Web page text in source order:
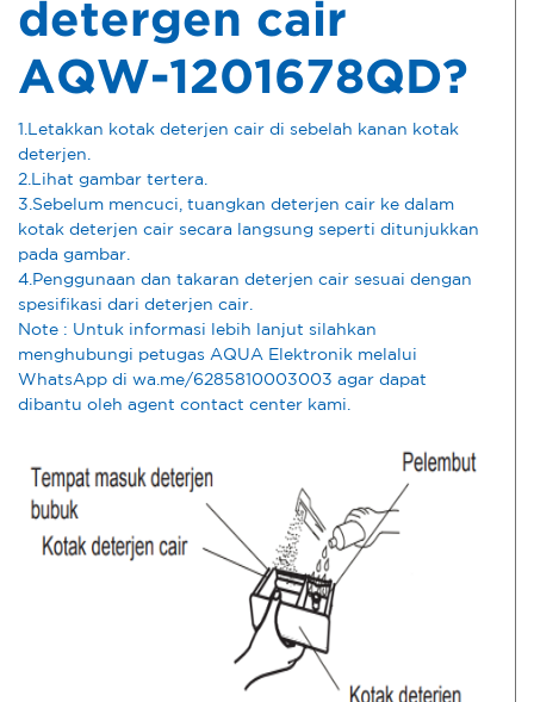
detergen cair
AQW-1201678QD?
1.Letakkan kotak deterjen cair di sebelah kanan kotak
deterjen.
2.Lihat gambar tertera.
3.Sebelum mencuci, tuangkan deterjen cair ke dalam
kotak deterjen cair secara langsung seperti ditunjukkan
pada gambar.
4.Penggunaan dan takaran deterjen cair sesuai dengan
spesifikasi dari deterjen cair.
Note : Untuk informasi lebih lanjut silahkan
menghubungi petugas AQUA Elektronik melalui
WhatsApp di wa.me/6285810003003 agar dapat
dibantu oleh agent contact center kami.